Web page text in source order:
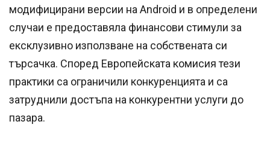
модифицирани версии на Android и в определени
случаи е предоставяла финансови стимули за
ексклузивно използване на собствената си
търсачка. Според Европейската комисия тези
практики са ограничили конкуренцията и са
затруднили достъпа на конкурентни услуги до
пазара.